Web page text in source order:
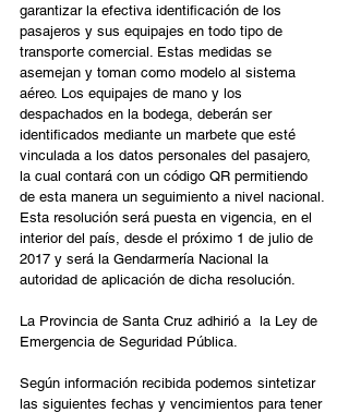
garantizar la efectiva identificación de los
pasajeros y sus equipajes en todo tipo de
transporte comercial. Estas medidas se
asemejan y toman como modelo al sistema
aéreo. Los equipajes de mano y los
despachados en la bodega, deberán ser
identificados mediante un marbete que esté
vinculada a los datos personales del pasajero,
la cual contará con un código QR permitiendo
de esta manera un seguimiento a nivel nacional.
Esta resolución será puesta en vigencia, en el
interior del país, desde el próximo 1 de julio de
2017 y será la Gendarmería Nacional la
autoridad de aplicación de dicha resolución.
La Provincia de Santa Cruz adhirió a  la Ley de
Emergencia de Seguridad Pública.
Según información recibida podemos sintetizar
las siguientes fechas y vencimientos para tener